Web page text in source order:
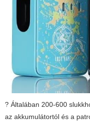
? Általában 200-600
az akkumulátortól és a